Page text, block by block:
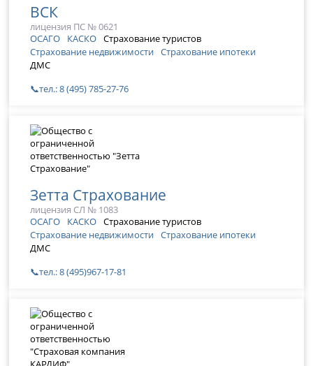
ВСК
лицензия ПС № 0621
ОСАГО
КАСКО Страхование туристов
Страхование недвижимости Страхование ипотеки
ДМС
📞тел.: 8 (495) 785-27-76
Зетта Страхование
лицензия СЛ № 1083
ОСАГО
КАСКО Страхование туристов
Страхование недвижимости Страхование ипотеки
ДМС
📞тел.: 8 (495)967-17-81